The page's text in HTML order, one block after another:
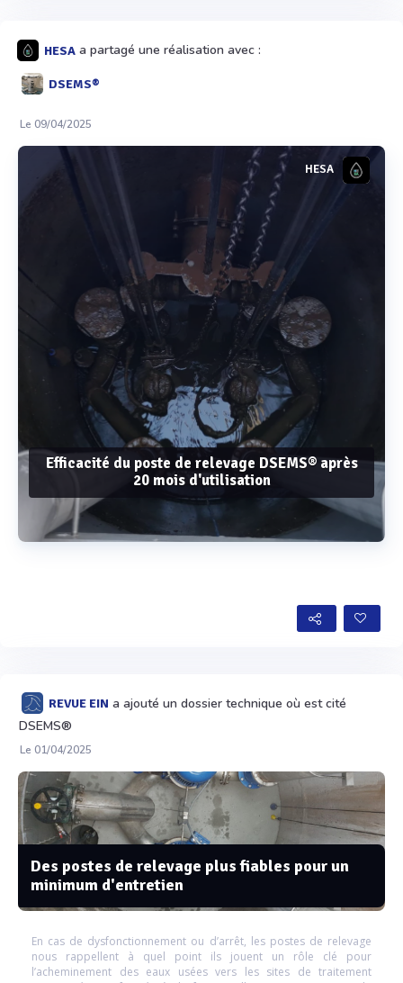
HESA a partagé une réalisation avec :
DSEMS®
Le 09/04/2025
HESA
Efficacité du poste de relevage DSEMS® après
20 mois d'utilisation
REVUE EIN a ajouté un dossier technique où est cité
DSEMS®
Le 01/04/2025
Des postes de relevage plus fiables pour un
minimum d'entretien
En cas de dysfonctionnement ou d’arrêt, les postes de relevage
nous rappellent à quel point ils jouent un rôle clé pour
l’acheminement des eaux usées vers les sites de traitement